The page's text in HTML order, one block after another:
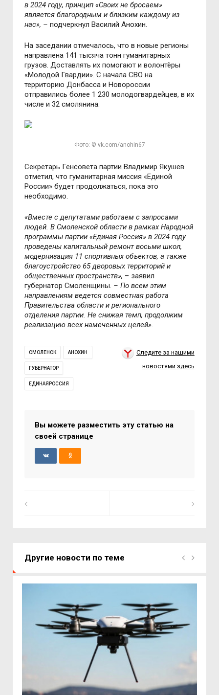
в 2024 году, принцип «Своих не бросаем»
является благородным и близким каждому из
нас», – подчеркнул Василий Анохин.
На заседании отмечалось, что в новые регионы
направлена 141 тысяча тонн гуманитарных
грузов. Доставлять их помогают и волонтёры
«Молодой Гвардии». С начала СВО на
территорию Донбасса и Новороссии
отправились более 1 230 молодогвардейцев, в их
числе и 32 смолянина.
Фото: © vk.com/anohin67
Секретарь Генсовета партии Владимир Якушев
отметил, что гуманитарная миссия «Единой
России» будет продолжаться, пока это
необходимо.
«Вместе с депутатами работаем с запросами
людей. В Смоленской области в рамках Народной
программы партии «Единая Россия» в 2024 году
проведены капитальный ремонт восьми школ,
модернизация 11 спортивных объектов, а также
благоустройство 65 дворовых территорий и
общественных пространств», – заявил
губернатор Смоленщины. – По всем этим
направлениям ведется совместная работа
Правительства области и регионального
отделения партии. Не снижая темп, продолжим
реализацию всех намеченных целей».
СМОЛЕНСК АНОХИН
ГУБЕРНАТОР
ЕДИНАЯРОССИЯ
Следите за нашими
новостями здесь
Вы можете разместить эту статью на
своей странице
Другие новости по теме